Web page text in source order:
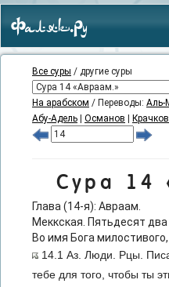
Фаляк.Ру
Все суры / другие суры
На арабском / Переводы: Аль-
Абу-Адель
Османов
Сура 14
Глава (14-я): Авраам.
Меккская. Пятьдесят два
Во имя Бога
14.1 Аз. Люди. Рцы.
тебе для того, чтобы ты